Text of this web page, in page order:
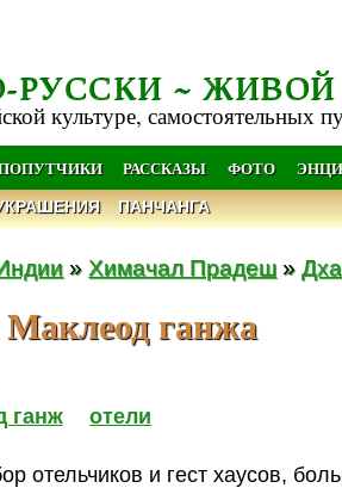
РУССКИ ~
культуре, самостоятельных
РАССКАЗЫ ФОТО
ПАНЧАНГА
» Химачал Прадеш »
Маклеод ганжа
ганж отели
отельчиков и гест хаусов,